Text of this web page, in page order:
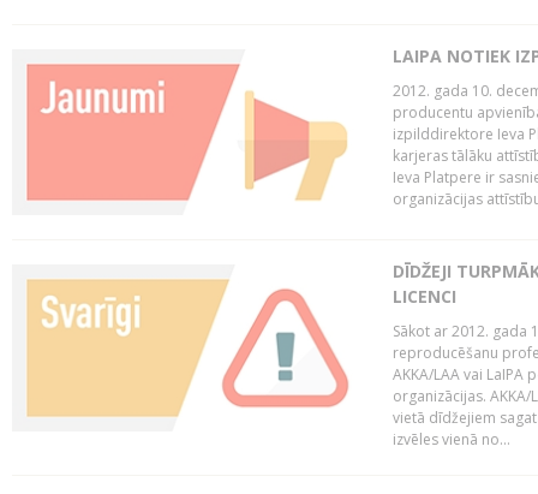
LAIPA NOTIEK
2012. gada 10.
producentu
izpilddirektore Ieva
karjeras tālāku
Ieva Platpere ir
organizācijas
DĪDŽEJI
LICENCI
Sākot ar 2012. gada
reproducēšanu
AKKA/LAA vai LaIPA
organizācijas.
vietā dīdžejiem
izvēles vienā no...